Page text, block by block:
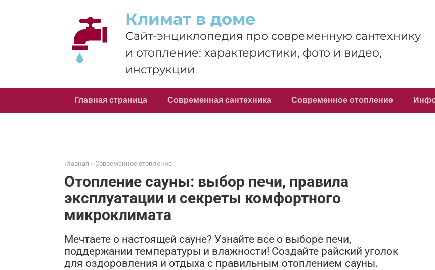
Климат в доме
Сайт-энциклопедия про современную сантехнику
и отопление: характеристики, фото и видео,
инструкции
Главная страница Современная сантехника Современное отопление
Главная » Современное отопление
Отопление сауны: выбор печи, правила
эксплуатации и секреты комфортного
микроклимата
Мечтаете о настоящей сауне? Узнайте все о выборе печи,
поддержании температуры и влажности! Создайте райский уголок
для оздоровления и отдыха с правильным отоплением сауны.